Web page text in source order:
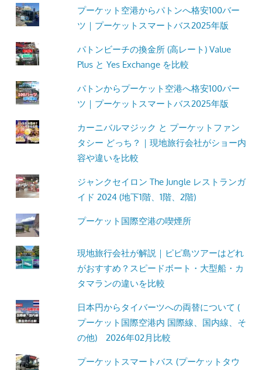
プーケット空港からパトンへ格安100バー
ツ｜プーケットスマートバス2025年版
パトンビーチの換金所 (高レート) Value
Plus と Yes Exchange を比較
パトンからプーケット空港へ格安100バー
ツ｜プーケットスマートバス2025年版
カーニバルマジック と プーケットファン
タシー どっち？｜現地旅行会社がショー内
容や違いを比較
ジャンクセイロン The Jungle レストランガ
イド 2024 (地下1階、1階、2階)
プーケット国際空港の喫煙所
現地旅行会社が解説｜ピピ島ツアーはどれ
がおすすめ？スピードボート・大型船・カ
タマランの違いを比較
日本円からタイバーツへの両替について (
プーケット国際空港内 国際線、国内線、そ
の他) 2026年02月比較
プーケットスマートバス (プーケットタウ